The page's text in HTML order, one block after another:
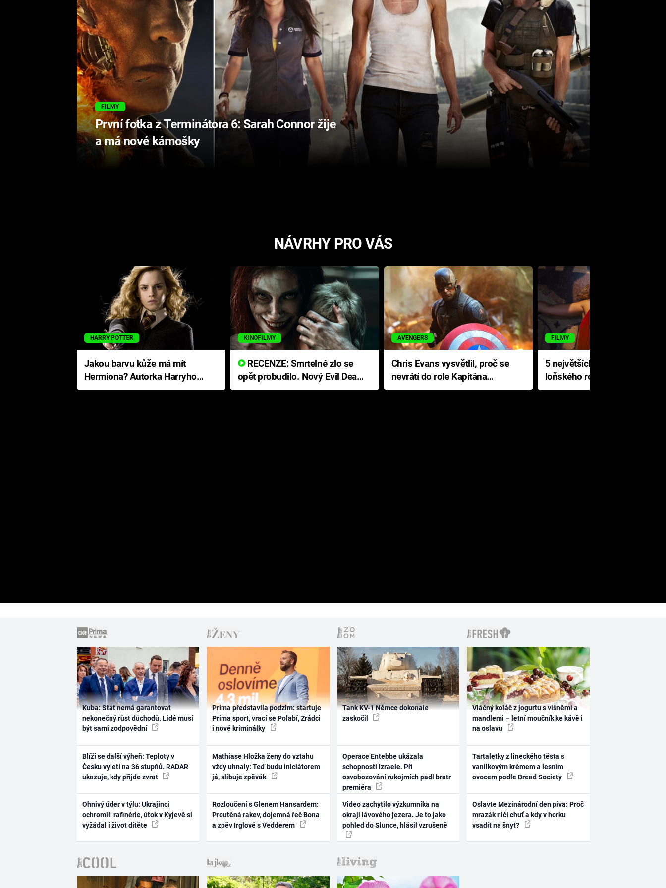
FILMY
První fotka z Terminátora 6: Sarah Connor žije
a má nové kámošky
NÁVRHY PRO VÁS
HARRY POTTER
Jakou barvu kůže má mít
Hermiona? Autorka Harryho
Pottera přišla s ráznou
KINOFILMY
RECENZE: Smrtelné zlo se
opět probudilo. Nový Evil Dead
přichází s neodolatelnou
AVENGERS
Chris Evans vysvětlil, proč se
nevrátí do role Kapitána
Ameriky
FILMY
5 největších propadáků
loňského roku: Disney na
jediné katastrofě prodělal 200
Kuba: Stát nemá garantovat
nekonečný růst důchodů. Lidé musí
být sami zodpovědní
Blíží se další výheň: Teploty v
Česku vyletí na 36 stupňů. RADAR
ukazuje, kdy přijde zvrat
Ohnivý úder v týlu: Ukrajinci
ochromili rafinérie, útok v Kyjevě si
vyžádal i život dítěte
Prima představila podzim: startuje
Prima sport, vrací se Polabí, Zrádci
i nové kriminálky
Mathiase Hložka ženy do vztahu
vždy uhnaly: Teď budu iniciátorem
já, slibuje zpěvák
Rozloučení s Glenem Hansardem:
Proutěná rakev, dojemná řeč Bona
a zpěv Irglové s Vedderem
Tank KV-1 Němce dokonale
zaskočil
Operace Entebbe ukázala
schopnosti Izraele. Při
osvobozování rukojmích padl bratr
premiéra
Video zachytilo výzkumníka na
okraji lávového jezera. Je to jako
pohled do Slunce, hlásil vzrušeně
Vláčný koláč z jogurtu s višněmi a
mandlemi – letní moučník ke kávě i
na oslavu
Tartaletky z lineckého těsta s
vanilkovým krémem a lesním
ovocem podle Bread Society
Oslavte Mezinárodní den piva: Proč
mrazák ničí chuť a kdy v horku
vsadit na šnyt?